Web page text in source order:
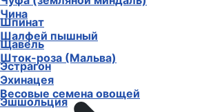
Чина
Шалфей пышный
Шток-роза (Мальва)
Эхинацея
Эшшольция
Шпинат
Щавель
Эстрагон
Весовые семена овощей